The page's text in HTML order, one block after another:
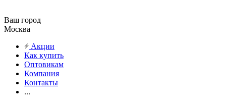
Ваш город
Москва
Акции
Как купить
Оптовикам
Компания
Контакты
...